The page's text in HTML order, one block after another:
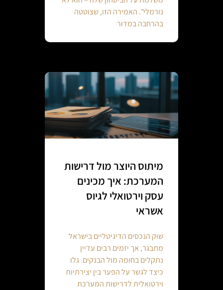
נורמלי". האמירה הזו, שצוטטה
בהרחבה במדור
מיתוס היוצר מול דרישות
המערכת: איך מכינים
עסק וירטואלי לגיוס
אשראי
שוק הנכסים הדיגיטליים בישראל
מתבגר, אך יזמים רבים עדיין
נתקלים בחומה מול הבנקים. גלו
כיצד לגשר על הפער בין יצירתיות
וירטואלית לדרישות המערכת